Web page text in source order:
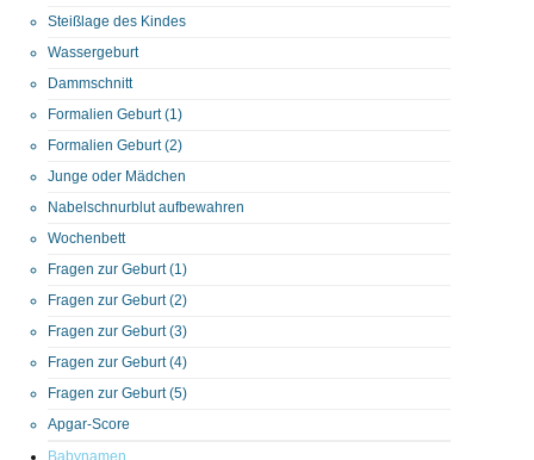
Steißlage des Kindes
Wassergeburt
Dammschnitt
Formalien Geburt (1)
Formalien Geburt (2)
Junge oder Mädchen
Nabelschnurblut aufbewahren
Wochenbett
Fragen zur Geburt (1)
Fragen zur Geburt (2)
Fragen zur Geburt (3)
Fragen zur Geburt (4)
Fragen zur Geburt (5)
Apgar-Score
Babynamen